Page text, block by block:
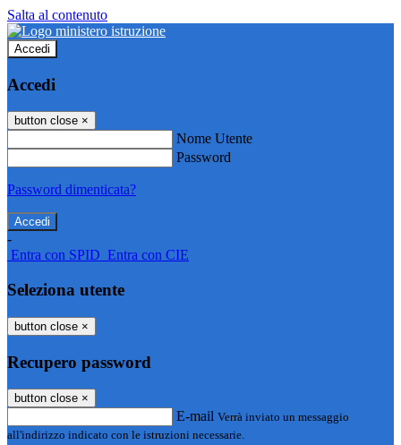
Salta al contenuto
Accedi
Accedi
button close ×
Nome Utente
Password
Password dimenticata?
-
Entra con SPID Entra con CIE
Seleziona utente
button close ×
Recupero password
button close ×
E-mail Verrà inviato un messaggio
all'indirizzo indicato con le istruzioni necessarie.